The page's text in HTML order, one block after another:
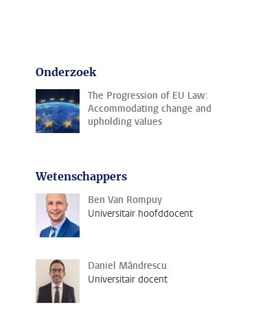
Onderzoek
The Progression of EU Law:
Accommodating change and
upholding values
Wetenschappers
Ben Van Rompuy
Universitair hoofddocent
Daniel Mândrescu
Universitair docent